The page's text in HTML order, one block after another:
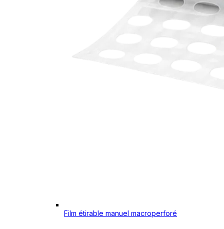
Film étirable manuel macroperforé